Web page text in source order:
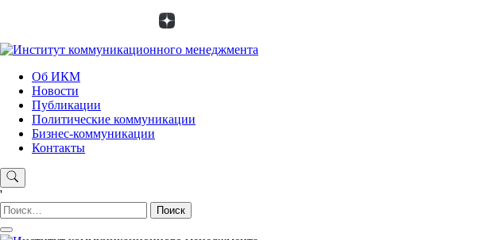
Институт коммуникационного менеджмента
Об ИКМ
Новости
Публикации
Политические коммуникации
Бизнес-коммуникации
Контакты
'
Найти: